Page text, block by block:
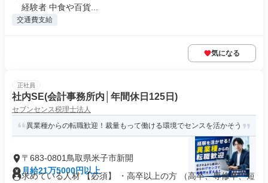
経験者 中食や百貨...
交通費支給
気になる
正社員
社内SE(会計事務所内│年間休日125日)
セブンセンス税理士法人
異業種からの転職歓迎！裁量もって働ける環境でセンスを活かそう
〒683-0801鳥取県米子市新開
月給21万5000円以上
求めている人材 【必須】 ・高卒以上の方 （高卒、専修卒、短